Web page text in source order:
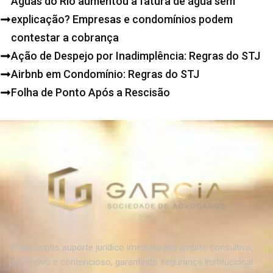
explicação? Empresas e condomínios podem
contestar a cobrança
Ação de Despejo por Inadimplência: Regras do STJ
Airbnb em Condomínio: Regras do STJ
Folha de Ponto Após a Rescisão
Oferecemos suporte jurídico imediato em âmbito consultivo,
preventivo e contencioso, garantindo segurança institucional
–